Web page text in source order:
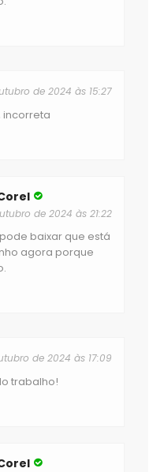
de 2024 às 15:27
incorreta
de 2024 às 21:22
baixar que está
agora porque
de 2024 às 17:09
trabalho!